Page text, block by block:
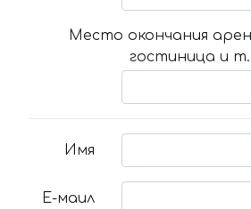
Место окончания
гостиница и т.
Имя
Е-маил